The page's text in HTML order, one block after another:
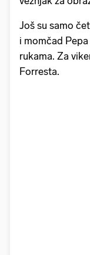
Još su samo
i momčad
rukama. Za
Forresta.